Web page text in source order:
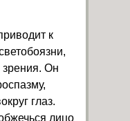
к
Он
глаз.
лицо